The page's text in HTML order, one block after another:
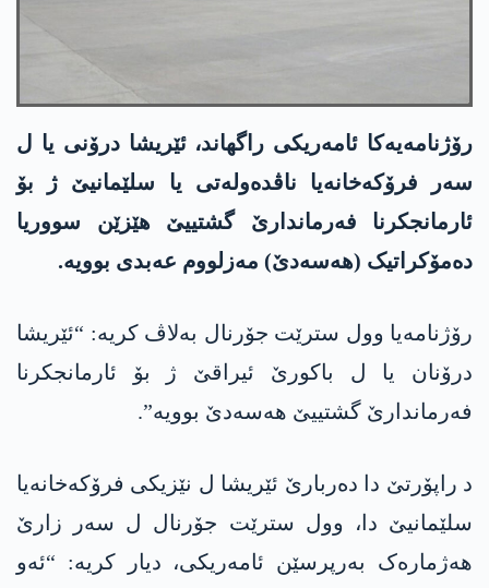
رۆژنامەیەکا ئامەریکی راگھاند، ئێریشا درۆنی یا ل
سەر فرۆکەخانەیا ناڤدەولەتی یا سلێمانیێ ژ بۆ
ئارمانجکرنا فەرماندارێ گشتییێ ھێزێن سووریا
دەمۆکراتیک (ھەسەدێ) مەزلووم عەبدی بوویە.
رۆژنامەیا وول سترێت جۆرنال بەلاڤ کریە: “ئێریشا
درۆنان یا ل باکورێ ئیراقێ ژ بۆ ئارمانجکرنا
فەرماندارێ گشتییێ ھەسەدێ بوویە”.
د راپۆرتێ دا دەربارێ ئێریشا ل نێزیکی فرۆکەخانەیا
سلێمانیێ دا، وول سترێت جۆرنال ل سەر زارێ
ھەژمارەک بەرپرسێن ئامەریکی، دیار کریە: “ئەو